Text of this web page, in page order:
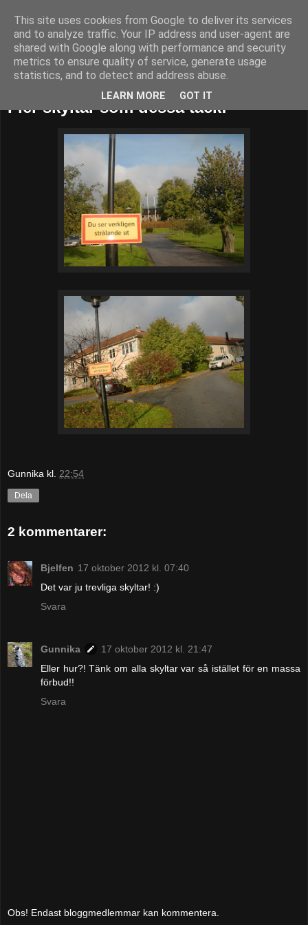
52adventures
Fler skyltar som dessa tack!
Gunnika kl. 22:54
Dela
2 kommentarer:
Bjelfen 17 oktober 2012 kl. 07:40
Det var ju trevliga skyltar! :)
Svara
Gunnika
17 oktober 2012 kl. 21:47
Eller hur?! Tänk om alla skyltar var så istället för en massa
förbud!!
Svara
Obs! Endast bloggmedlemmar kan kommentera.
This site uses cookies from Google to deliver its services
and to analyze traffic. Your IP address and user-agent are
shared with Google along with performance and security
metrics to ensure quality of service, generate usage
statistics, and to detect and address abuse.
LEARN MORE GOT IT